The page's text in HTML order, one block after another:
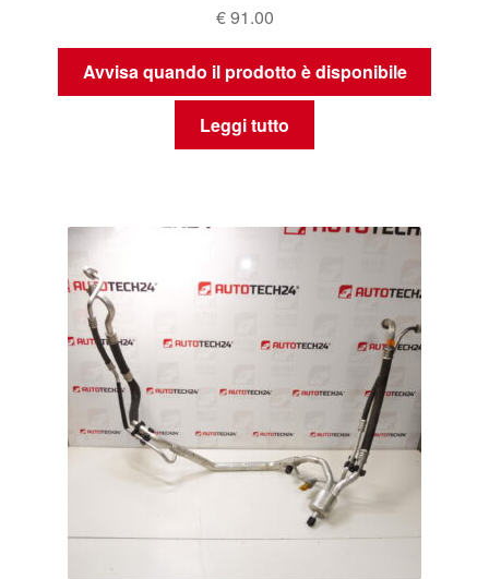
€91.00
Avvisa quando il prodotto è disponibile
Leggi tutto